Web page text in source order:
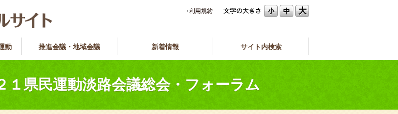
小 中 大
動 推進会議・地域会議 新着情報 サイト内検索
１県民運動淡路会議総会・フォーラム